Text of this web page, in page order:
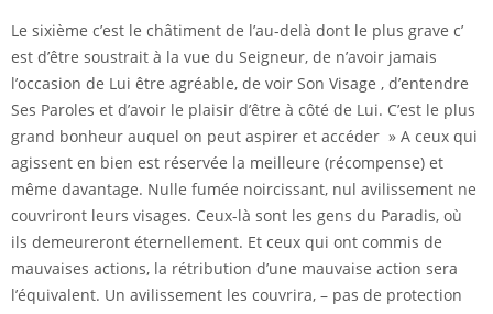
Le sixième c’est le châtiment de l’au-delà dont le plus grave c’
est d’être soustrait à la vue du Seigneur, de n’avoir jamais
l’occasion de Lui être agréable, de voir Son Visage , d’entendre
Ses Paroles et d’avoir le plaisir d’être à côté de Lui. C’est le plus
grand bonheur auquel on peut aspirer et accéder » A ceux qui
agissent en bien est réservée la meilleure (récompense) et
même davantage. Nulle fumée noircissant, nul avilissement ne
couvriront leurs visages. Ceux-là sont les gens du Paradis, où
ils demeureront éternellement. Et ceux qui ont commis de
mauvaises actions, la rétribution d’une mauvaise action sera
l’équivalent. Un avilissement les couvrira, – pas de protection